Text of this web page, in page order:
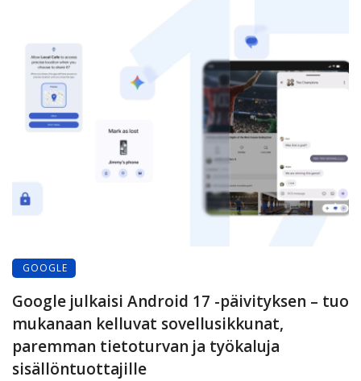
GOOGLE
Google julkaisi Android 17 -päivityksen – tuo
mukanaan kelluvat sovellusikkunat,
paremman tietoturvan ja työkaluja
sisällöntuottajille